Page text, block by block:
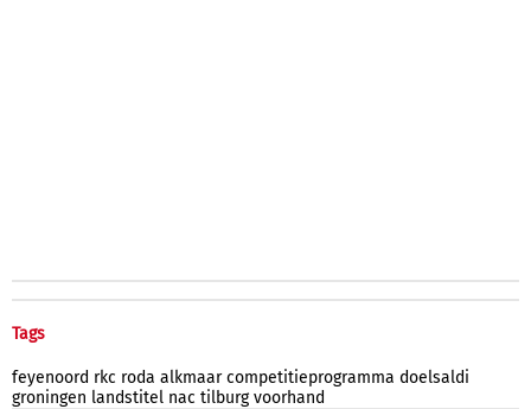
Tags
feyenoord rkc roda alkmaar competitieprogramma doelsaldi
groningen landstitel nac tilburg voorhand